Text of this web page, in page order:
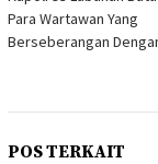
Para Wartawan Yang
Berseberangan
POS TERKAIT